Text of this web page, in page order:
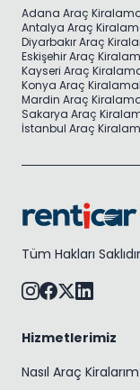
Adana Araç
Antalya Araç
Diyarbakır Araç
Eskişehir Araç
Kayseri Araç
Konya Araç Kiralama
Mardin Araç
Sakarya Araç
İstanbul Araç
Tüm Hakları
Hizmetlerimiz
Nasıl Araç